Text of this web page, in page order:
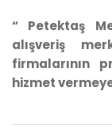
“ Petektaş
alışveriş
firmalarının
hizmet